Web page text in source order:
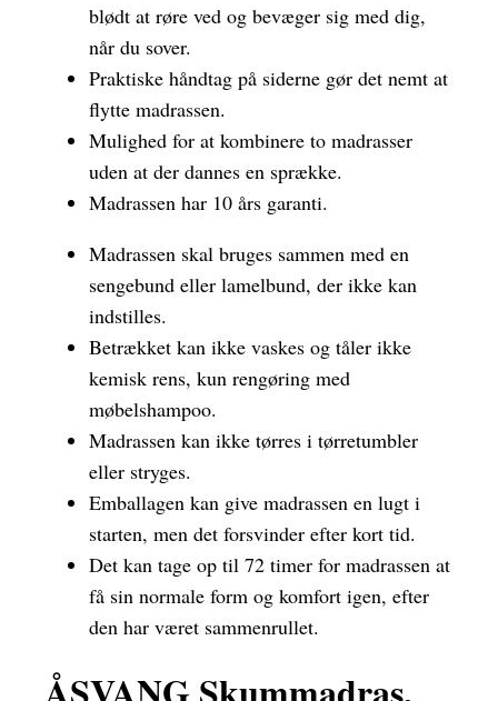
blødt at røre ved og bevæger sig med dig,
når du sover.
Praktiske håndtag på siderne gør det nemt at
flytte madrassen.
Mulighed for at kombinere to madrasser
uden at der dannes en sprække.
Madrassen har 10 års garanti.
Madrassen skal bruges sammen med en
sengebund eller lamelbund, der ikke kan
indstilles.
Betrækket kan ikke vaskes og tåler ikke
kemisk rens, kun rengøring med
møbelshampoo.
Madrassen kan ikke tørres i tørretumbler
eller stryges.
Emballagen kan give madrassen en lugt i
starten, men det forsvinder efter kort tid.
Det kan tage op til 72 timer for madrassen at
få sin normale form og komfort igen, efter
den har været sammenrullet.